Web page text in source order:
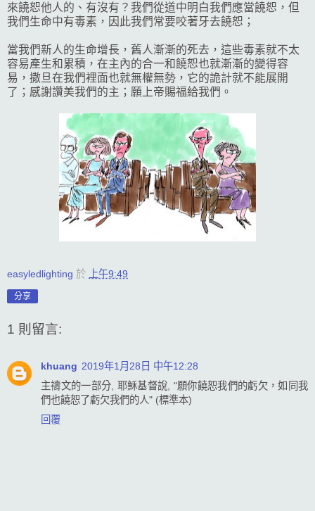
來饒恕他人的、有沒有？我們從道中明白我們應當饒恕，但
我們生命中有毒素，因此我們常要咬著牙去饒恕；
當我們新人的生命增長，舊人漸漸的死去，這些毒素就不太
容易產生和累積，在主內的合一和饒恕也就漸漸的變得容
易，撒旦在我們裡面也就無權無勢，它的詭計就不能展開
了；感謝讚美我們的主；願上帝賜福給我們。
easyledlighting 於 上午9:49
分享
1 則留言:
khuang 2019年1月28日 中午12:28
主禱文的一部分, 耶穌基督說, "願你饒恕我們的虧欠，如同我
們也饒恕了虧欠我們的人" (標準本)
回覆